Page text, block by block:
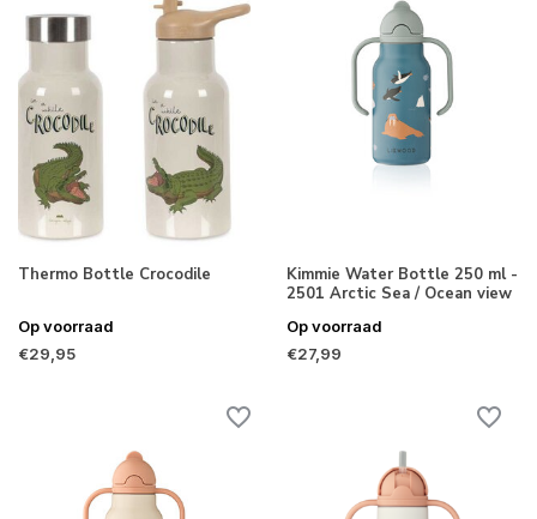
Thermo Bottle Crocodile
Op voorraad
€29,95
Kimmie Water Bottle 250 ml -
2501 Arctic Sea / Ocean view
Op voorraad
€27,99